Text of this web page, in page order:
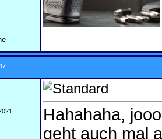
Hahahaha,
geht auch mal